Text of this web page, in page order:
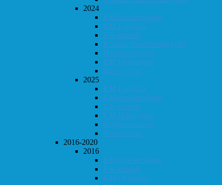
2024
Klubbmesterskapet
KM Lynsjakk
Vår-konrad
Konrad Timestrening (vår)
Høstturneringen
KM Hurtigsjakk
Høst-konrad
2025
KM Lynsjakk
Klubbmesterskapet
Vår-konrad
KM Hurtigsjakk
Høstturneringen
Høst-konrad
2016-2020
2016
Klubbmesterskapet
Vår-konrad
KM i lynsjakk